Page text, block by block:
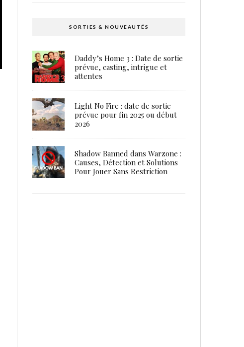
SORTIES & NOUVEAUTÉS
Daddy’s Home 3 : Date de sortie
prévue, casting, intrigue et
attentes
Light No Fire : date de sortie
prévue pour fin 2025 ou début
2026
Shadow Banned dans Warzone :
Causes, Détection et Solutions
Pour Jouer Sans Restriction